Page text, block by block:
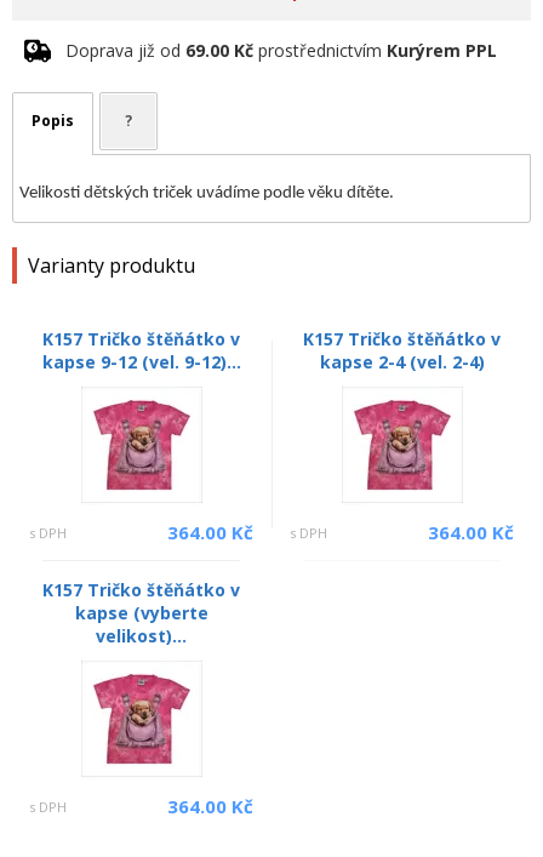
Doprava již od 69.00 Kč prostřednictvím Kurýrem PPL
Popis ?
Velikosti dětských triček uvádíme podle věku dítěte.
Varianty produktu
K157 Tričko štěňátko v
kapse 9-12 (vel. 9-12)...
s DPH 364.00 Kč
K157 Tričko štěňátko v
kapse 2-4 (vel. 2-4)
s DPH 364.00 Kč
K157 Tričko štěňátko v
kapse (vyberte
velikost)...
s DPH 364.00 Kč